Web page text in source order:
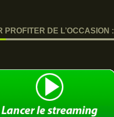
PROFITER DE L’OCCASION :